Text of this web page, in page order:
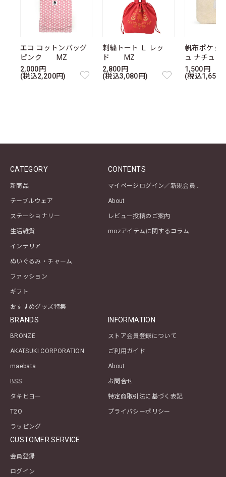
エコ コットンバッグ
ピンク MZ
2,000円
(税込2,200円)
刺繍トート Ｌ レッ
ド MZ
2,800円
(税込3,080円)
帆布ポケッ
ュ ナチュ
1,500円
(税込1,650
CATEGORY
新商品
テーブルウェア
ステーショナリー
生活雑貨
インテリア
ぬいぐるみ・チャーム
ファッション
ギフト
おすすめグッズ特集
CONTENTS
About
レビュー投稿のご案内
mozアイテムに関するコラム
BRANDS
BRONZE
AKATSUKI CORPORATION
maebata
BSS
タキヒヨー
T2O
ラッピング
INFORMATION
ストア会員登録について
ご利用ガイド
About
お問合せ
特定商取引法に基づく表記
プライバシーポリシー
CUSTOMER SERVICE
会員登録
ログイン